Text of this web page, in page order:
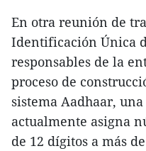
En otra reunión de
Identificación Única
responsables de la
proceso de
sistema Aadhaar,
actualmente asigna
de 12 dígitos a más